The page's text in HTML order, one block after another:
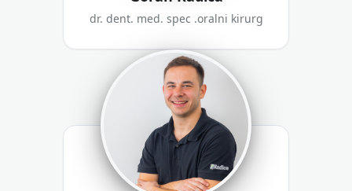
dr. dent. med. spec .oralni kirurg